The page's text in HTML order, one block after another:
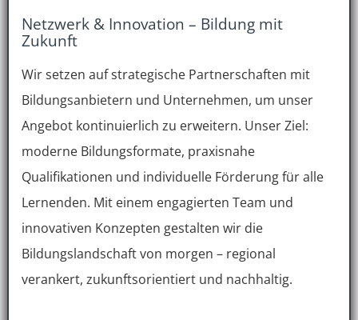
Netzwerk & Innovation – Bildung mit
Zukunft
Wir setzen auf strategische Partnerschaften mit
Bildungsanbietern und Unternehmen, um unser
Angebot kontinuierlich zu erweitern. Unser Ziel:
moderne Bildungsformate, praxisnahe
Qualifikationen und individuelle Förderung für alle
Lernenden. Mit einem engagierten Team und
innovativen Konzepten gestalten wir die
Bildungslandschaft von morgen – regional
verankert, zukunftsorientiert und nachhaltig.